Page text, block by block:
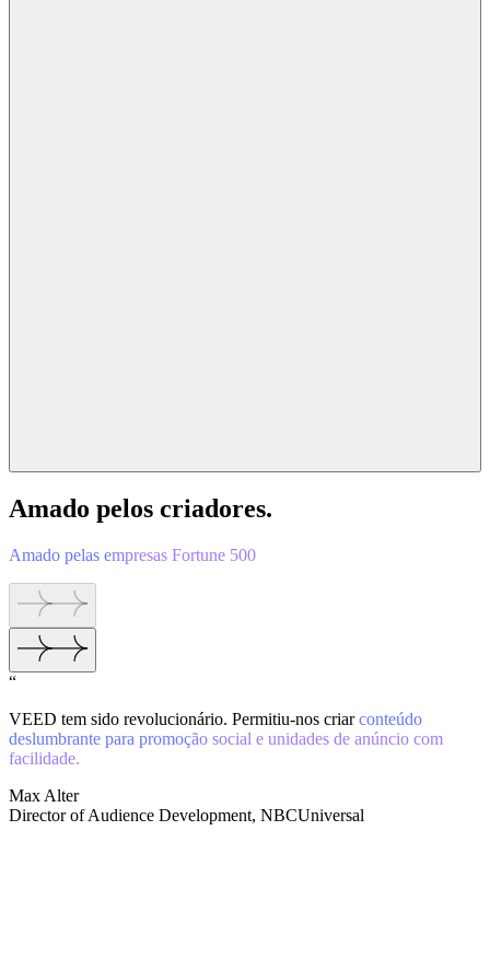
Amado pelos criadores.
Amado pelas empresas Fortune 500
“
VEED tem sido revolucionário. Permitiu-nos criarconteúdo
deslumbrante para promoção social e unidades de anúncio com
facilidade.
Max Alter
Director of Audience Development, NBCUniversal